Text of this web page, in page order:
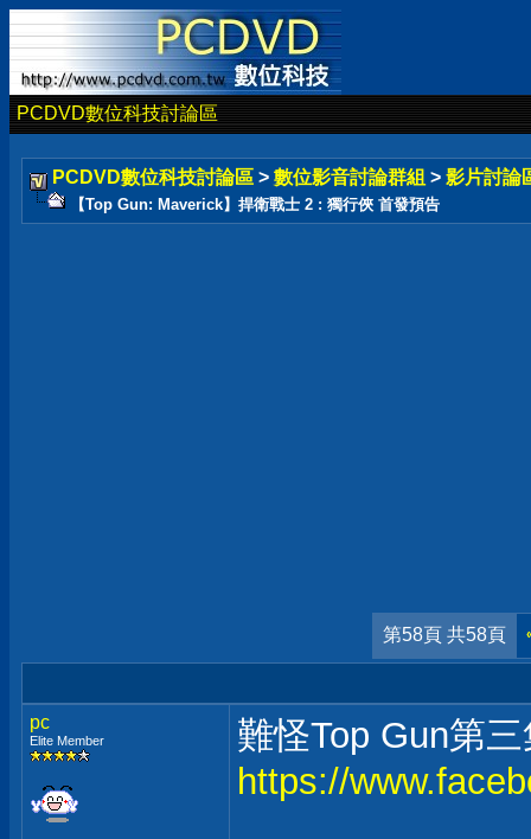
PCDVD數位科技討論區
PCDVD數位科技討論區 > 數位影音討論群組 > 影片討論
【Top Gun: Maverick】捍衛戰士 2 : 獨行俠 首發預告
第58頁 共58頁
pc
Elite Member
難怪Top Gun第
https://